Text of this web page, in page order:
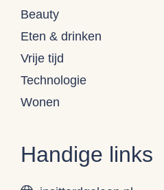
Beauty
Eten & drinken
Vrije tijd
Technologie
Wonen
Handige links